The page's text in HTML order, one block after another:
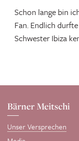
Schon lange bin
Fan. Endlich
Schwester Ibiza
Bärner Meitschi
Unser Versprechen